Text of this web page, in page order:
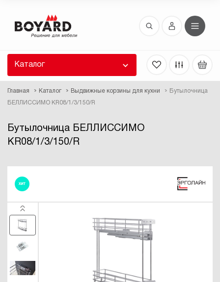
Каталог
Главная Каталог Выдвижные корзины для кухни Бутылочница
БЕЛЛИССИМО KR08/1/3/150/R
Бутылочница БЕЛЛИССИМО
KR08/1/3/150/R
ХИТ
Восстановление пароля
высланы вам по E-Mail.
ссылку для восстановления